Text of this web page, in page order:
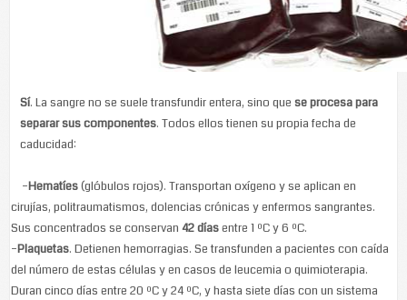
Sí. La sangre no se suele transfundir entera, sino que se procesa para
separar sus componentes. Todos ellos tienen su propia fecha de
caducidad:
–Hematíes(glóbulos rojos). Transportan oxígeno y se aplican en
cirujías, politraumatismos, dolencias crónicas y enfermos sangrantes.
Sus concentrados se conservan 42 díasentre 1 ºC y 6 ºC.
–Plaquetas. Detienen hemorragias. Se transfunden a pacientes con caída
del número de estas células y en casos de leucemia o quimioterapia.
Duran cinco días entre 20 ºC y 24 ºC, y hasta siete días con un sistema